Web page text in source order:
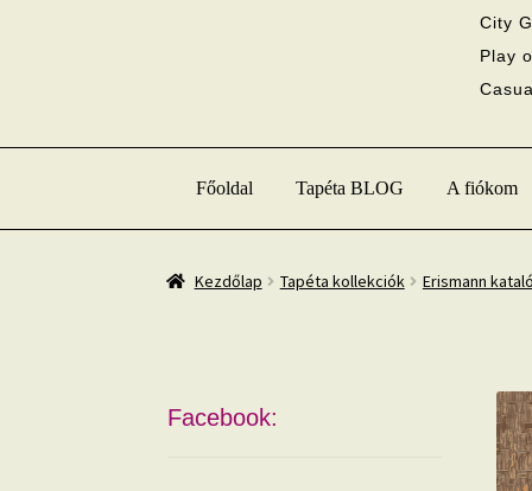
City
Play
Főoldal Tapéta BLOG A fiókom
Kezdőlap Tapéta kollekciók Erismann
Facebook: